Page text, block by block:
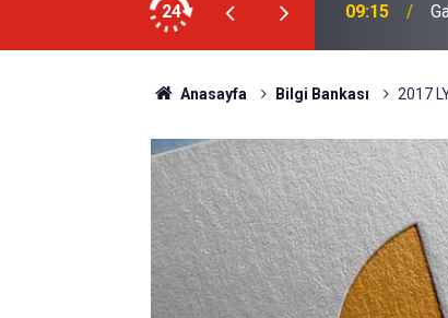
24 09:15
Anasayfa Bilgi Bankası 2017